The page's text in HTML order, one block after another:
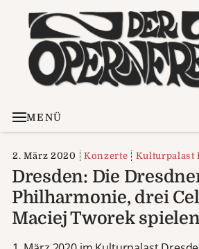
MENÜ
2. März 2020 Konzerte Kulturpalast
Dresden: Die
Philharmonie, drei
Maciej Tworek